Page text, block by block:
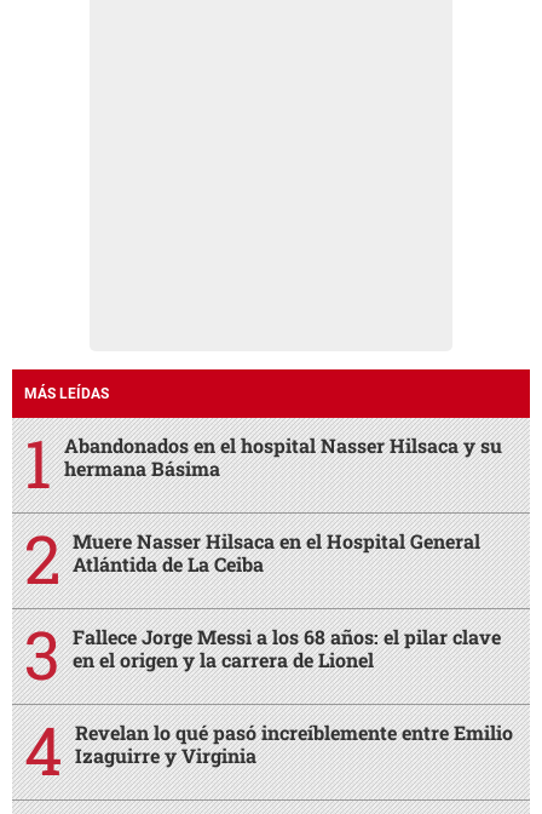
MÁS LEÍDAS
Abandonados en el hospital Nasser Hilsaca y su
hermana Básima
Muere Nasser Hilsaca en el Hospital General
Atlántida de La Ceiba
Fallece Jorge Messi a los 68 años: el pilar clave
en el origen y la carrera de Lionel
Revelan lo qué pasó increíblemente entre Emilio
Izaguirre y Virginia